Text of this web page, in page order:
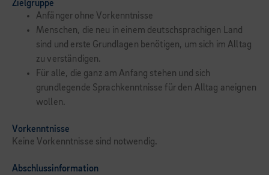
Zielgruppe
Anfänger ohne Vorkenntnisse
Menschen, die neu in einem deutschsprachigen Land
sind und erste Grundlagen benötigen, um sich im Alltag
zu verständigen.
Für alle, die ganz am Anfang stehen und sich
grundlegende Sprachkenntnisse für den Alltag aneignen
wollen.
Vorkenntnisse
Keine Vorkenntnisse sind notwendig.
Abschlussinformation